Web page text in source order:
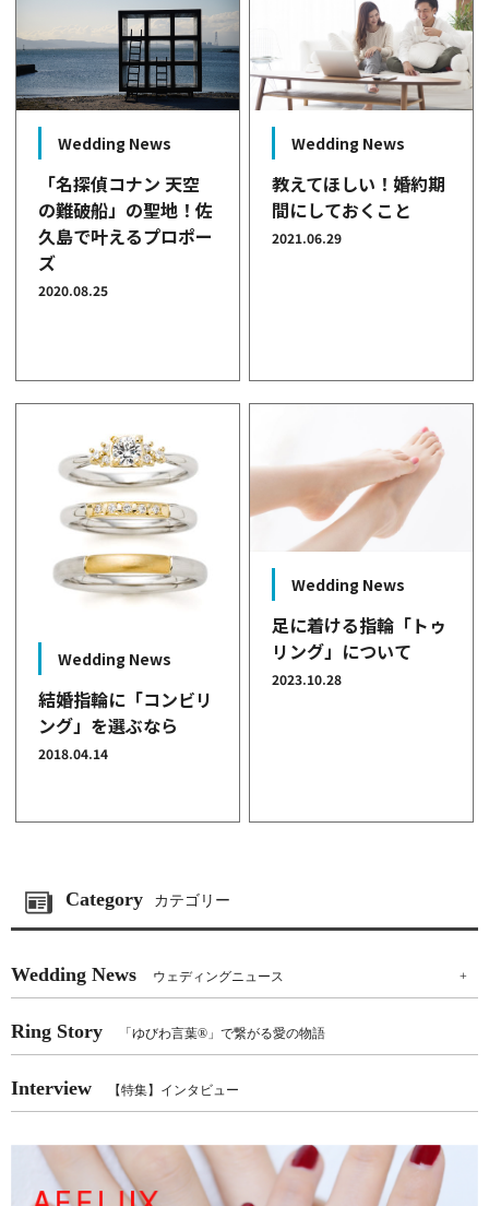
Wedding News
「名探偵コナン 天空
の難破船」の聖地！佐
久島で叶えるプロポー
ズ
2020.08.25
Wedding News
教えてほしい！婚約期
間にしておくこと
2021.06.29
Wedding News
結婚指輪に「コンビリ
ング」を選ぶなら
2018.04.14
Wedding News
足に着ける指輪「トゥ
リング」について
2023.10.28
Category カテゴリー
Wedding News ウェディングニュース +
Ring Story 「ゆびわ言葉®」で繋がる愛の物語
Interview 【特集】インタビュー